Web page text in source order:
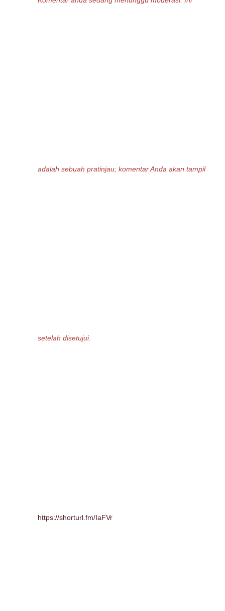
adalah sebuah pratinjau; komentar Anda akan tampil
setelah disetujui.
https://shorturl.fm/IaFVr